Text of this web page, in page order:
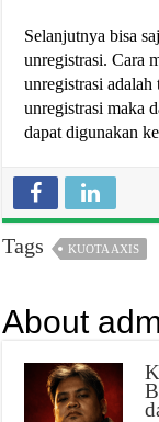
Selanjutnya bisa
unregistrasi. Cara
unregistrasi
unregistrasi maka
dapat digunakan
Tags KUOTA AXIS
About